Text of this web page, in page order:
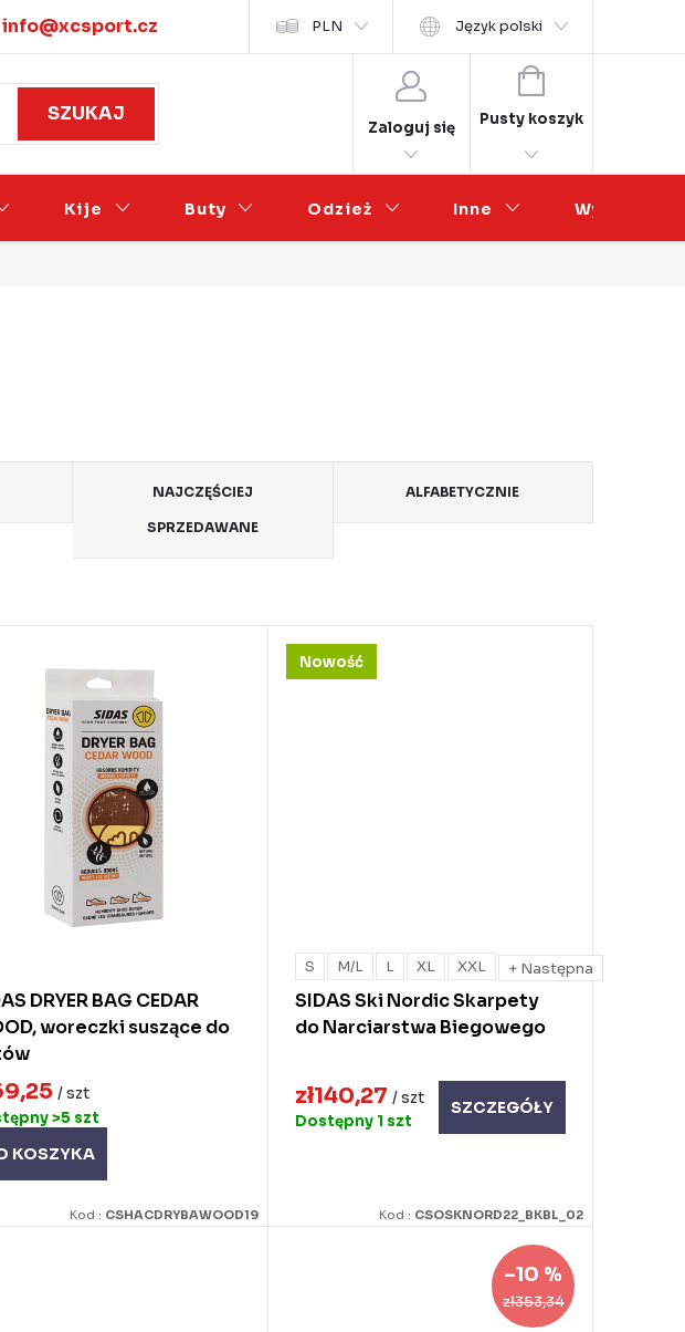
info@xcsport.cz
Podmínky ochrany osobních údajů Współpraca hurtowa
PLN Język polski
SZUKAJ
Zaloguj się
KOSZYK
Pusty koszyk
Kije Buty Odzież Inne Wyprzedaż
NAJCZĘŚCIEJ
SPRZEDAWANE
ALFABETYCZNIE
DRYER BAG CEDAR
woreczki suszące do
/ szt
>5 szt
KOSZYKA
Kod : CSHACDRYBAWOOD19
Nowość
S M/L L XL XXL + Następna
SIDAS Ski Nordic Skarpety
do Narciarstwa Biegowego
zł140,27 / szt
Dostępny 1 szt
SZCZEGÓŁY
Kod : CSOSKNORD22_BKBL_02
zł353,34
–10 %